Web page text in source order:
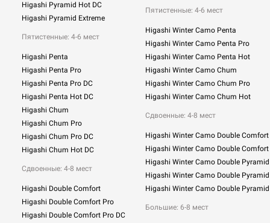
Higashi Pyramid Hot DC
Higashi Pyramid Extreme
Пятистенные: 4-6 мест
Higashi Penta
Higashi Penta Pro
Higashi Penta Pro DC
Higashi Penta Hot DC
Higashi Chum
Higashi Chum Pro
Higashi Chum Pro DC
Higashi Chum Hot DC
Сдвоенные: 4-8 мест
Higashi Double Comfort
Higashi Double Comfort Pro
Higashi Double Comfort Pro DC
Пятистенные: 4-6 мест
Higashi Winter Camo Penta
Higashi Winter Camo Penta Pro
Higashi Winter Camo Penta Hot
Higashi Winter Camo Chum
Higashi Winter Camo Chum Pro
Higashi Winter Camo Chum Hot
Сдвоенные: 4-8 мест
Higashi Winter Camo Double Comfort
Higashi Winter Camo Double
Higashi Winter Camo Double Pyramid
Higashi Winter Camo Double
Higashi Winter Camo Double
Большие: 6-8 мест